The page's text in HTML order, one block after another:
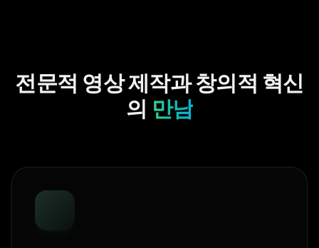
전문적 영상 제작과 창의적 혁신
의 만남